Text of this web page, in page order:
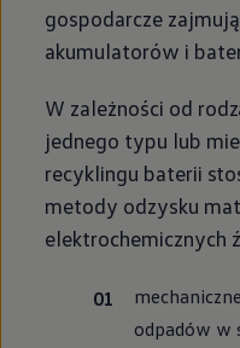
gospodarcze
akumulatorów i
W zależności od
jednego typu lub
recyklingu baterii
metody odzysku
elektrochemicznych
odpadów w